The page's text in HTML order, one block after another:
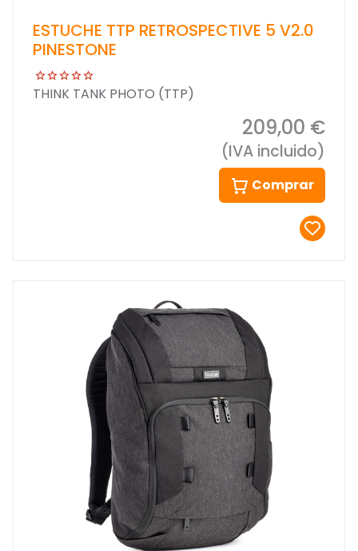
ESTUCHE TTP RETROSPECTIVE 5 V2.0
PINESTONE
THINK TANK PHOTO (TTP)
209,00 €
(IVA incluido)
Comprar